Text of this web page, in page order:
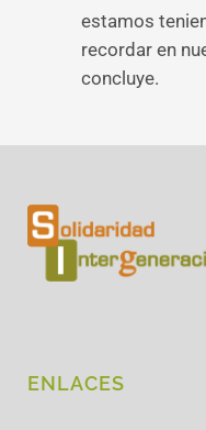
estamos
recordar en
concluye.
ENLACES